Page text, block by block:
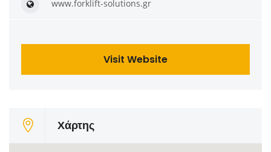
www.forklift-solutions.gr
Visit Website
Χάρτης